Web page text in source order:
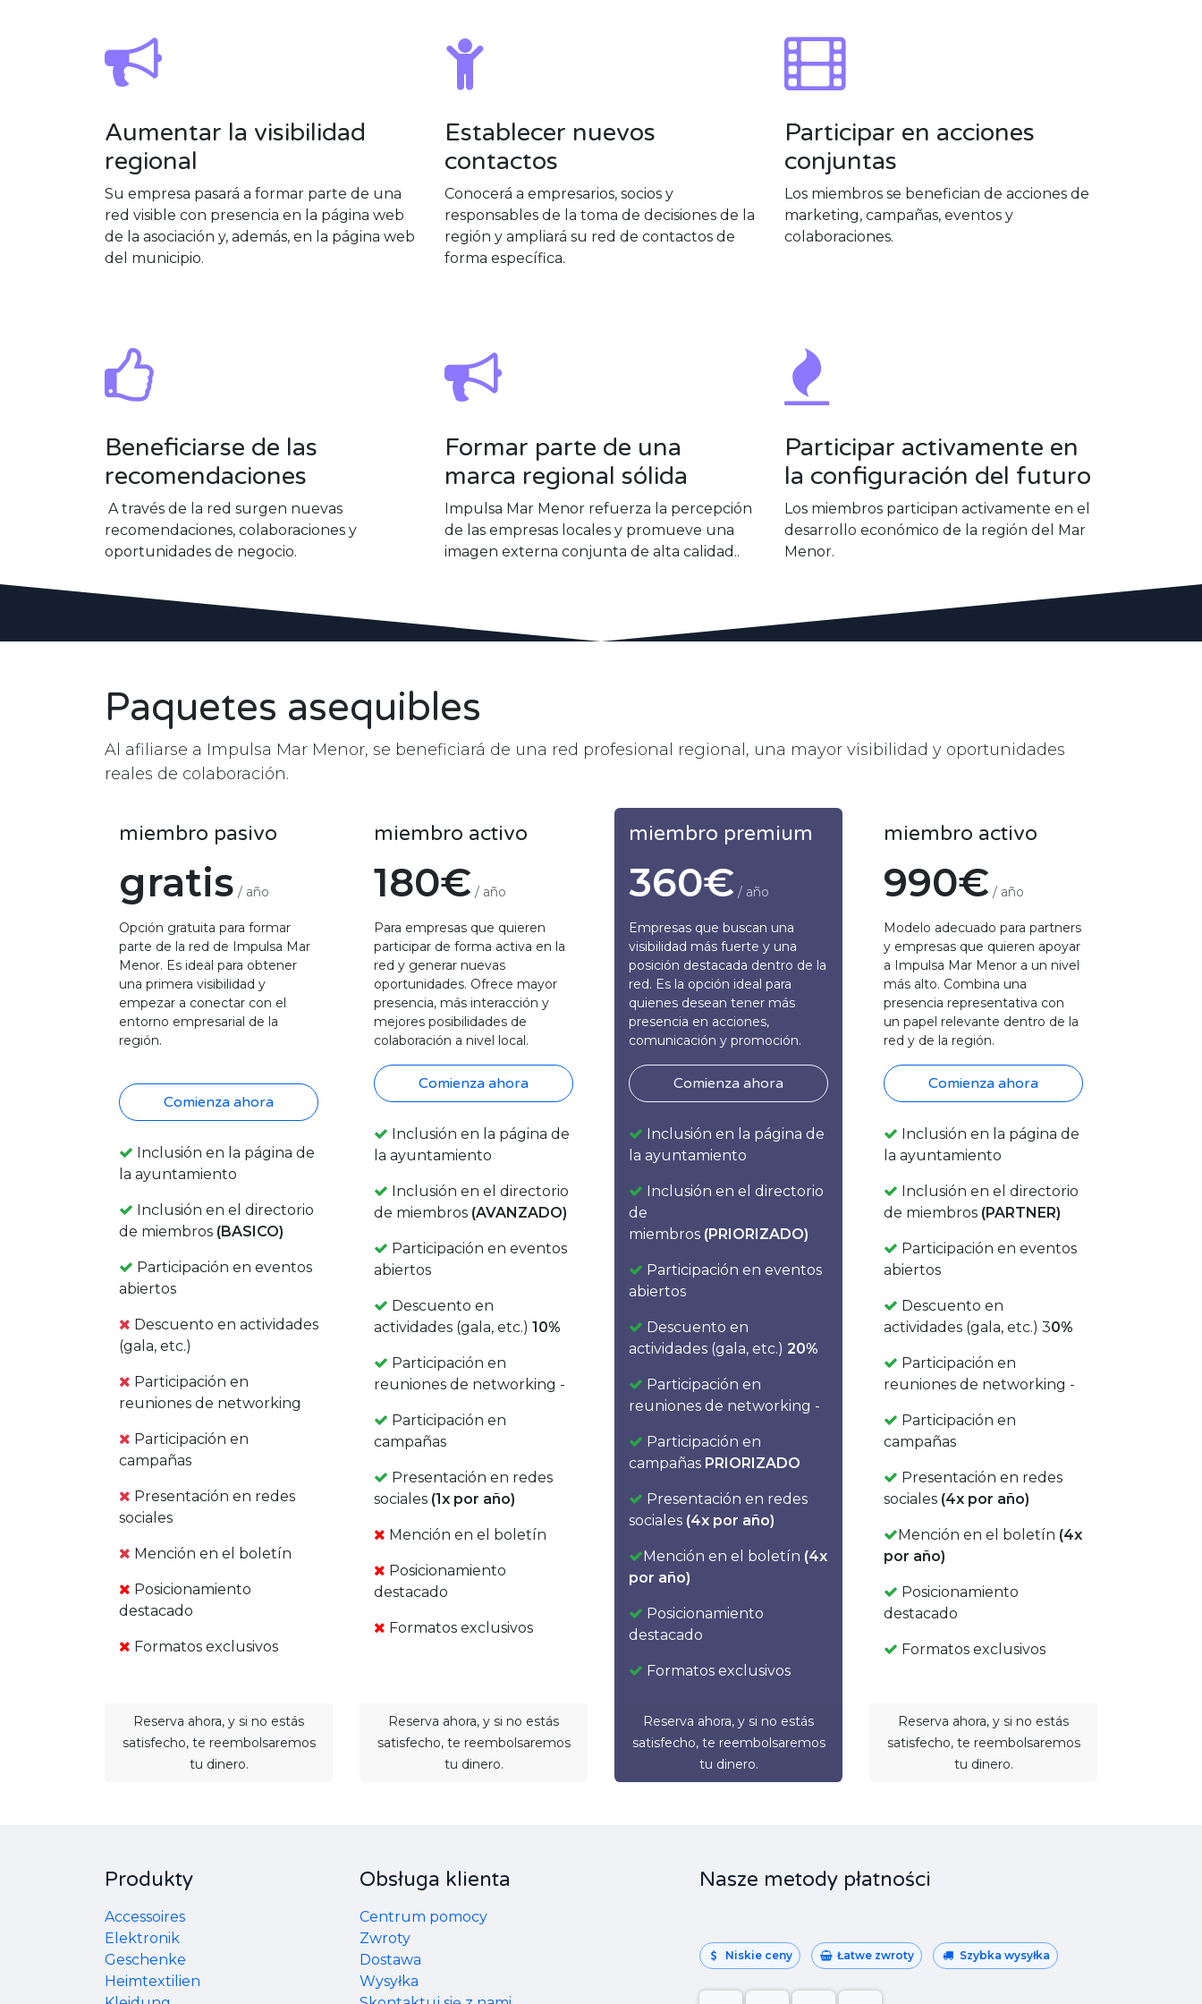
Aumentar la visibilidad
regional
Su empresa pasará a formar parte de una
red visible con presencia en la página web
de la asociación y, además, en la página web
del municipio.
Establecer nuevos
contactos
Conocerá a empresarios, socios y
responsables de la toma de decisiones de la
región y ampliará su red de contactos de
forma específica.
Participar en acciones
conjuntas
Los miembros se benefician de acciones de
marketing, campañas, eventos y
colaboraciones.
Beneficiarse de las
recomendaciones
A través de la red surgen nuevas
recomendaciones, colaboraciones y
oportunidades de negocio.
Formar parte de una
marca regional sólida
Impulsa Mar Menor refuerza la percepción
de las empresas locales y promueve una
imagen externa conjunta de alta calidad..
Participar activamente en
la configuración del futuro
Los miembros participan activamente en el
desarrollo económico de la región del Mar
Menor.
Paquetes asequibles
Al afiliarse a Impulsa Mar Menor, se beneficiará de una red profesional regional, una mayor visibilidad y oportunidades
reales de colaboración.
miembro pasivo
gratis / año
Opción gratuita para formar
parte de la red de Impulsa Mar
Menor. Es ideal para obtener
una primera visibilidad y
empezar a conectar con el
entorno empresarial de la
región.
Comienza ahora
Inclusión en la página de
la ayuntamiento
Inclusión en el directorio
de miembros (BASICO)
Participación en eventos
abiertos
Descuento en actividades
(gala, etc.)
Participación en
reuniones de networking
Participación en
campañas
Presentación en redes
sociales
Mención en el boletín
Posicionamiento
destacado
Formatos exclusivos
Reserva ahora, y si no estás
satisfecho, te reembolsaremos
tu dinero.
miembro activo
180€ / año
Para empresas que quieren
participar de forma activa en la
red y generar nuevas
oportunidades. Ofrece mayor
presencia, más interacción y
mejores posibilidades de
colaboración a nivel local.
Comienza ahora
Inclusión en la página de
la ayuntamiento
Inclusión en el directorio
de miembros (AVANZADO)
Participación en eventos
abiertos
Descuento en
actividades (gala, etc.) 10%
Participación en
reuniones de networking -
Participación en
campañas
Presentación en redes
sociales (1x por año)
Mención en el boletín
Posicionamiento
destacado
Formatos exclusivos
Reserva ahora, y si no estás
satisfecho, te reembolsaremos
tu dinero.
miembro premium
360€ / año
Empresas que buscan una
visibilidad más fuerte y una
posición destacada dentro de la
red. Es la opción ideal para
quienes desean tener más
presencia en acciones,
comunicación y promoción.
Comienza ahora
Inclusión en la página de
la ayuntamiento
Inclusión en el directorio
de
miembros (PRIORIZADO)
Participación en eventos
abiertos
Descuento en
actividades (gala, etc.) 20%
Participación en
reuniones de networking -
Participación en
campañas PRIORIZADO
Presentación en redes
sociales (4x por año)
Mención en el boletín (4x
por año)
Posicionamiento
destacado
Formatos exclusivos
Reserva ahora, y si no estás
satisfecho, te reembolsaremos
tu dinero.
miembro activo
990€ / año
Modelo adecuado para partners
y empresas que quieren apoyar
a Impulsa Mar Menor a un nivel
más alto. Combina una
presencia representativa con
un papel relevante dentro de la
red y de la región.
Comienza ahora
Inclusión en la página de
la ayuntamiento
Inclusión en el directorio
de miembros (PARTNER)
Participación en eventos
abiertos
Descuento en
actividades (gala, etc.) 30%
Participación en
reuniones de networking -
Participación en
campañas
Presentación en redes
sociales (4x por año)
Mención en el boletín (4x
por año)
Posicionamiento
destacado
Formatos exclusivos
Reserva ahora, y si no estás
satisfecho, te reembolsaremos
tu dinero.
Produkty
Accessoires
Elektronik
Geschenke
Heimtextilien
Obsługa klienta
Centrum pomocy
Zwroty
Dostawa
Wysyłka
Nasze metody płatności
Niskie ceny Łatwe zwroty Szybka wysyłka